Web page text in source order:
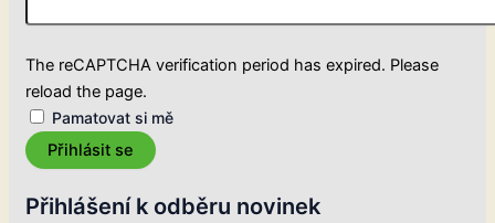
The reCAPTCHA verification period has expired. Please
reload the page.
Pamatovat si mě
Přihlásit se
Přihlášení k odběru novinek